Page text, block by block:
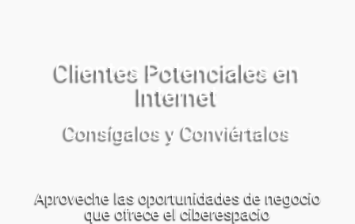
Clientes Potenciales en
Internet
Consígalos y Conviértalos
Aproveche las oportunidades de negocio
que ofrece el ciberespacio